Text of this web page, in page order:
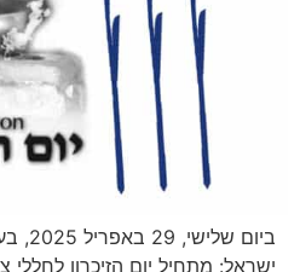
ביום
ישראל: מתחיל יום הזיכרון לחללי